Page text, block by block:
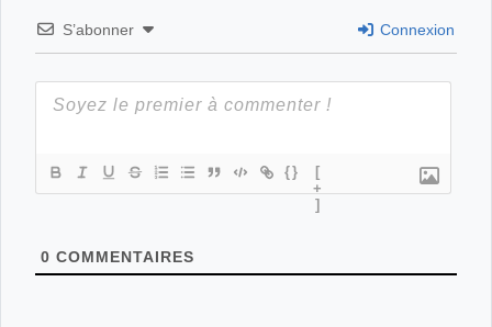
S’abonner Connexion
{}
[
+
]
0 COMMENTAIRES